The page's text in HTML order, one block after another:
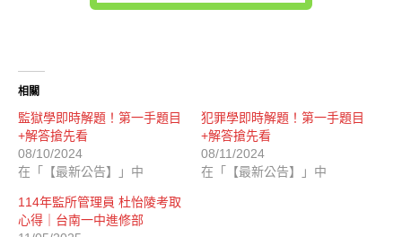
相關
監獄學即時解題！第一手題目
+解答搶先看
08/10/2024
在「【最新公告】」中
犯罪學即時解題！第一手題目
+解答搶先看
08/11/2024
在「【最新公告】」中
114年監所管理員 杜怡陵考取
心得｜台南一中進修部